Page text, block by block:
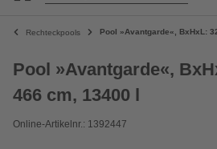
Rechteckpools Pool »Avantgarde«, BxHxL:
Pool »Avantgarde«,
466 cm, 13400 l
Online-Artikelnr.: 1392447